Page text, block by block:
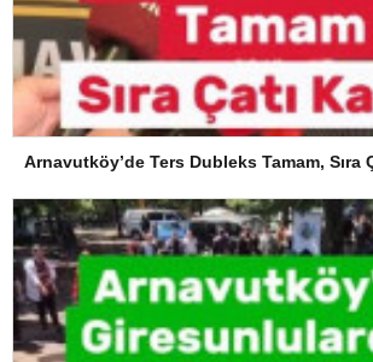
Arnavutköy’de Ters Dubleks Tamam, Sıra